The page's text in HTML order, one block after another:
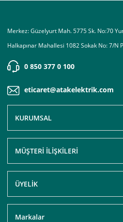
Merkez: Güzelyurt Mah. 5775 Sk. No:70
Halkapınar Mahallesi 1082 Sokak No: 7/N
0 850 377 0 100
eticaret@atakelektrik.com
KURUMSAL
MÜŞTERİ İLİŞKİLERİ
ÜYELİK
Markalar